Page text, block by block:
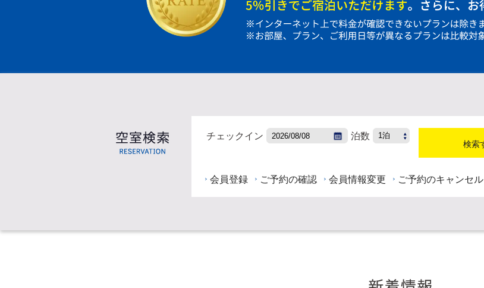
チェックイン 泊数
会員登録 ご予約の確認 会員情報変更 ご予約のキャンセル